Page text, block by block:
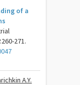
of a
271.
A.Y.